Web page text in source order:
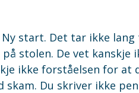
Ny start. Det tar ikke
stolen. De vet kanskje
ikke forståelsen for
skam. Du skriver ikke